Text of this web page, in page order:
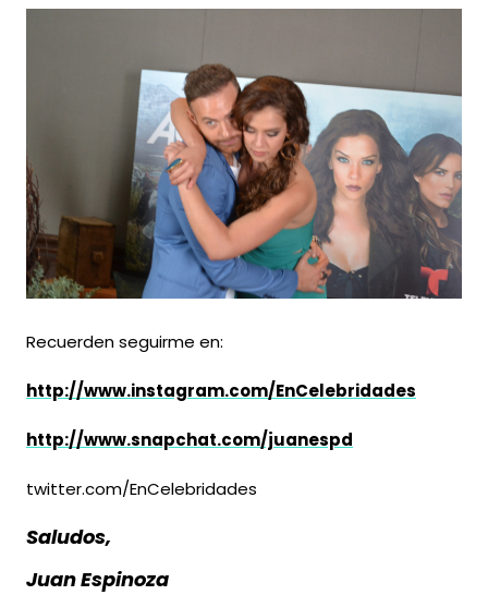
Recuerden seguirme en:
http://www.instagram.com/EnCelebridades
http://www.snapchat.com/juanespd
twitter.com/EnCelebridades
Saludos,
Juan Espinoza